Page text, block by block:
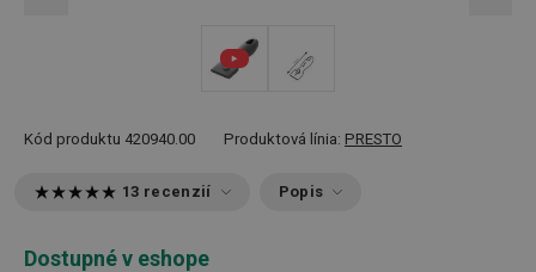
Kód produktu 420940.00 Produktová línia: PRESTO
13 recenzií Popis
Dostupné v eshope